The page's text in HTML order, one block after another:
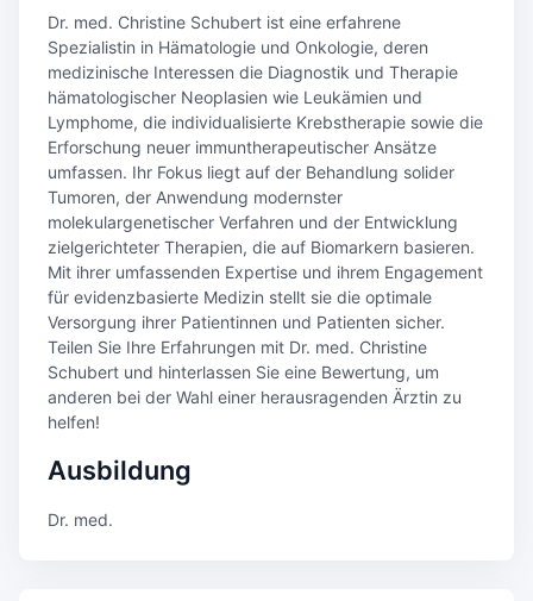
Dr. med. Christine Schubert ist eine erfahrene
Spezialistin in Hämatologie und Onkologie, deren
medizinische Interessen die Diagnostik und Therapie
hämatologischer Neoplasien wie Leukämien und
Lymphome, die individualisierte Krebstherapie sowie die
Erforschung neuer immuntherapeutischer Ansätze
umfassen. Ihr Fokus liegt auf der Behandlung solider
Tumoren, der Anwendung modernster
molekulargenetischer Verfahren und der Entwicklung
zielgerichteter Therapien, die auf Biomarkern basieren.
Mit ihrer umfassenden Expertise und ihrem Engagement
für evidenzbasierte Medizin stellt sie die optimale
Versorgung ihrer Patientinnen und Patienten sicher.
Teilen Sie Ihre Erfahrungen mit Dr. med. Christine
Schubert und hinterlassen Sie eine Bewertung, um
anderen bei der Wahl einer herausragenden Ärztin zu
helfen!
Ausbildung
Dr. med.